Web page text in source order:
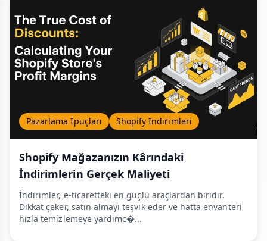
Pazarlama İpuçları Shopify İndirimleri
Shopify Mağazanızın Kârındaki
İndirimlerin Gerçek Maliyeti
İndirimler, e-ticaretteki en güçlü araçlardan biridir.
Dikkat çeker, satın almayı teşvik eder ve hatta envanteri
hızla temizlemeye yardımc�...